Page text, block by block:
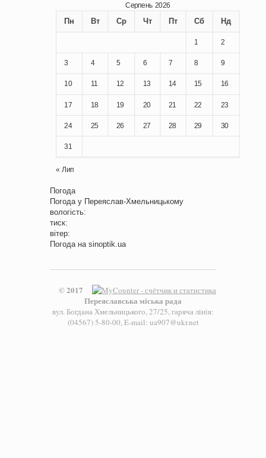
Серпень 2026
Пн Вт Ср Чт Пт Сб Нд
1 2
3 4 5 6 7 8 9
10 11 12 13 14 15 16
17 18 19 20 21 22 23
24 25 26 27 28 29 30
31
« Лип
Погода
Погода у Переяслав-Хмельницькому
вологість:
тиск:
вітер:
Погода на sinoptik.ua
© 2017
Переяславська міська рада
вул. Богдана Хмельницького, 27/25, гаряча лінія:
(04567) 5-80-00, E-mail: ua907@ukr.net